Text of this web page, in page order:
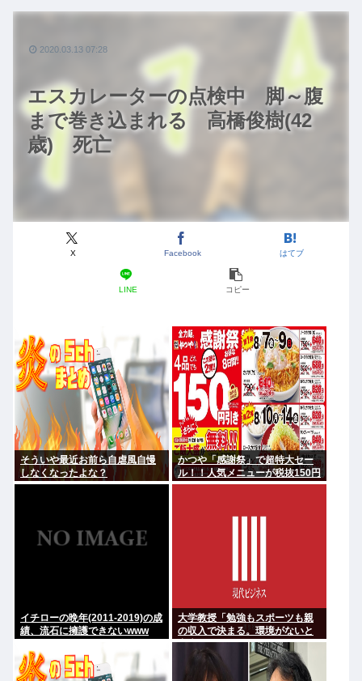
エスカレーターの点検中 脚～腹
まで巻き込まれる 高橋俊樹(42
歳) 死亡
X Facebook はてブ
LINE コピー
2020.03.13 07:28
そういや最近お前ら自虐風自慢
しなくなったよな？
かつや「感謝祭」で超特大セー
ル！！人気メニューが税抜150円
引き！！！
イチローの晩年(2011-2019)の成
績、流石に擁護できないwww
大学教授「勉強もスポーツも親
の収入で決まる。環境がないと
出来るわけがない」